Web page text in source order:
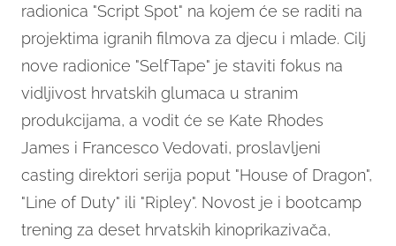
radionica "Script Spot" na kojem će se raditi na
projektima igranih filmova za djecu i mlade. Cilj
nove radionice "SelfTape" je staviti fokus na
vidljivost hrvatskih glumaca u stranim
produkcijama, a vodit će se Kate Rhodes
James i Francesco Vedovati, proslavljeni
casting direktori serija poput "House of Dragon",
"Line of Duty" ili "Ripley". Novost je i bootcamp
trening za deset hrvatskih kinoprikazivača,